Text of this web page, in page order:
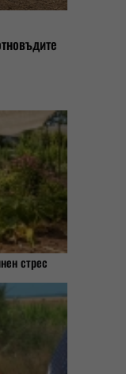
стрес